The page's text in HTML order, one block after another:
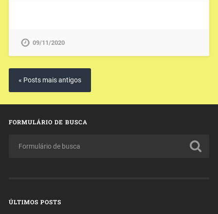
09/11/2020
« Posts mais antigos
FORMULÁRIO DE BUSCA
ÚLTIMOS POSTS